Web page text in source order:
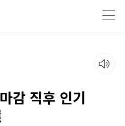
감 직후 인기